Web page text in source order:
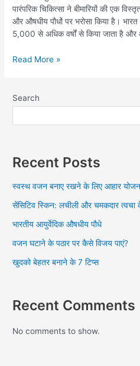
पारंपरिक चिकित्सा ने बीमारियों की एक
और औषधीय पौधों पर भरोसा किया है।
5,000 से अधिक वर्षों से किया जाता है
Read More »
Search
Recent Posts
स्वस्थ वजन बनाए रखने के लिए आहार
सेंसिटिव स्किन: लचीली और चमकदार त्वचा
भारतीय आयुर्वेदिक औषधीय पौधे
वजन घटाने के पठार पर कैसे विजय पाएं?
खुदको बेहतर बनाने के 7 टिप्स
Recent Comments
No comments to show.